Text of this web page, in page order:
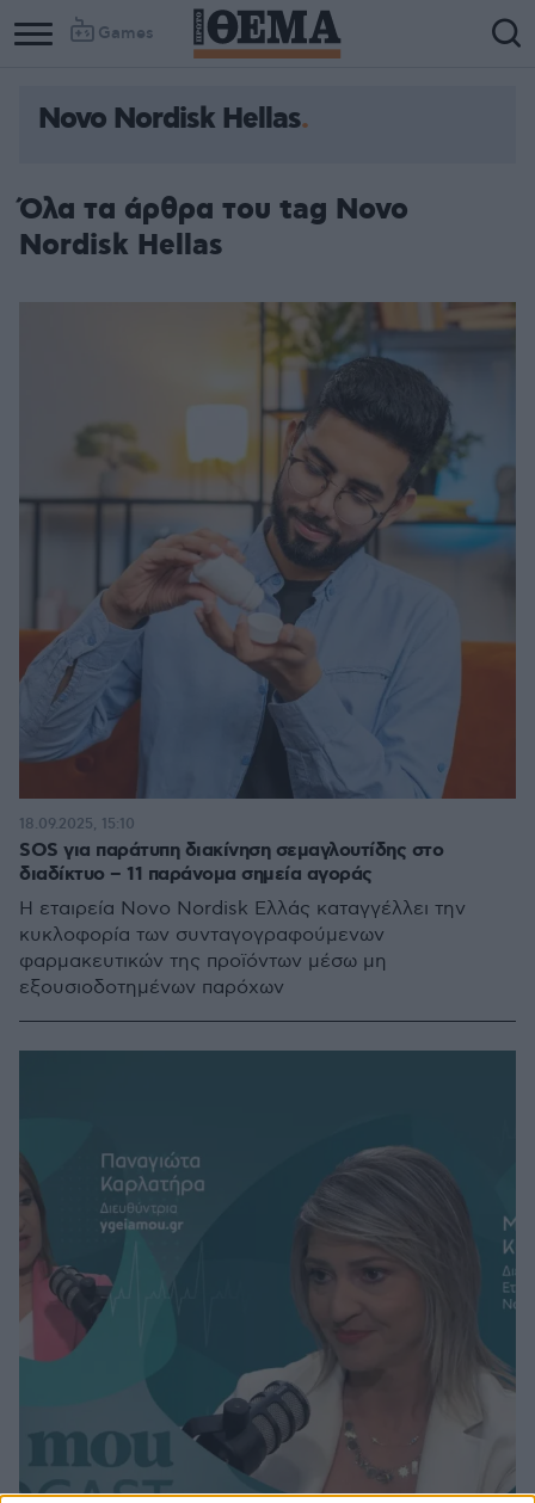
Games
Novo Nordisk Hellas
Όλα τα άρθρα του tag Novo
Nordisk Hellas
SOS για παράτυπη διακίνηση σεμαγλουτίδης στο
διαδίκτυο – 11 παράνομα σημεία αγοράς
Η εταιρεία Novo Nordisk Ελλάς καταγγέλλει την
κυκλοφορία των συνταγογραφούμενων
φαρμακευτικών της προϊόντων μέσω μη
εξουσιοδοτημένων παρόχων
18.09.2025, 15:10